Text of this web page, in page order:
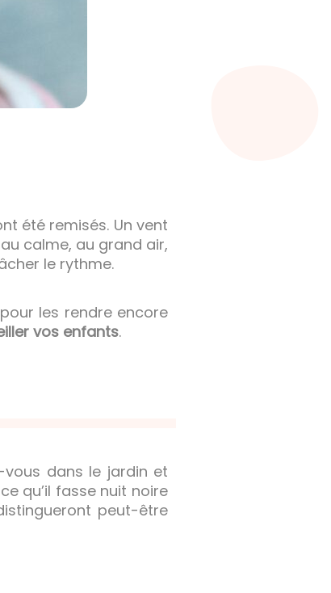
été remisés. Un vent
calme, au grand air,
le rythme.
les rendre encore
vos enfants.
dans le jardin et
qu’il fasse nuit noire
peut-être